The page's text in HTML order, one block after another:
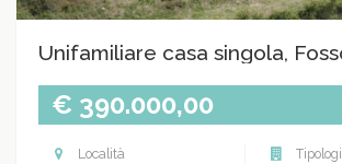
Unifamiliare casa singola,
€ 390.000,00
Località